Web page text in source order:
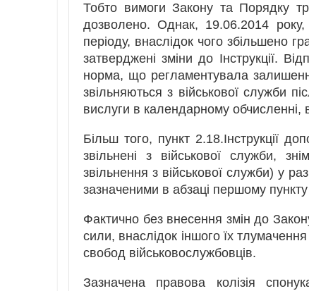
Тобто вимоги Закону та Порядку
дозволено. Однак, 19.06.2014
періоду, внаслідок чого збільшено
затверджені зміни до Інструкції.
норма, що регламентувала
звільняються з військової служби
вислуги в календарному обчисленні,
Більш того, пункт 2.18.Інструкції
звільнені з військової служби,
звільнення з військової служби) у
зазначеними в абзаці першому
Фактично без внесення змін до
сили, внаслідок іншого їх
свобод військовослужбовців.
Зазначена правова колізія